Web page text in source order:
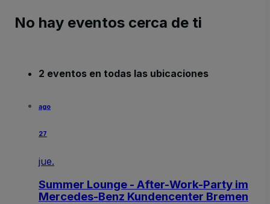
No hay eventos cerca de ti
2 eventos en todas las ubicaciones
ago
27
jue.
Summer Lounge - After-Work-Party im
Mercedes-Benz Kundencenter Bremen